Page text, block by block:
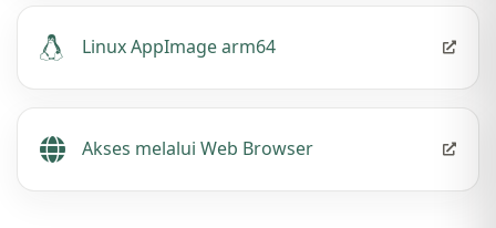
Linux AppImage arm64
Akses melalui Web Browser